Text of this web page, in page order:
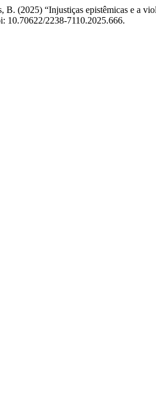
B. (2025) “Injustiças epistêmicas e a
10.70622/2238-7110.2025.666.